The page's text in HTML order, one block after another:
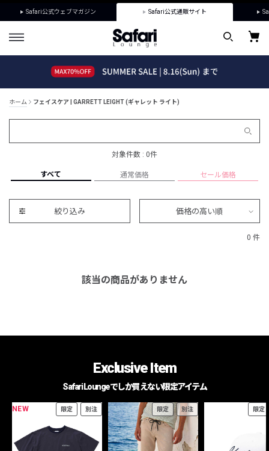
Safari公式ウェブマガジン Safari公式通販サイト
ホーム フェイスケア | GARRETT LEIGHT (ギャレット ライト)
対象件数 : 0件
すべて 通常価格 セール価格
絞り込み 価格の高い順
0 件
該当の商品がありません
Exclusive Item
Safari Loungeでしか買えない限定アイテム
NEW 限定 別注 限定 別注 限定